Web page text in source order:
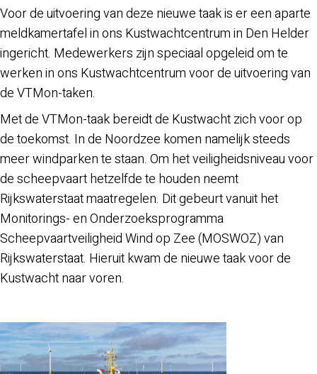
Voor de uitvoering van deze nieuwe taak is er een aparte
meldkamertafel in ons Kustwachtcentrum in Den Helder
ingericht. Medewerkers zijn speciaal opgeleid om te
werken in ons Kustwachtcentrum voor de uitvoering van
de VTMon-taken.
Met de VTMon-taak bereidt de Kustwacht zich voor op
de toekomst. In de Noordzee komen namelijk steeds
meer windparken te staan. Om het veiligheidsniveau voor
de scheepvaart hetzelfde te houden neemt
Rijkswaterstaat maatregelen. Dit gebeurt vanuit het
Monitorings- en Onderzoeksprogramma
Scheepvaartveiligheid Wind op Zee (MOSWOZ) van
Rijkswaterstaat. Hieruit kwam de nieuwe taak voor de
Kustwacht naar voren.